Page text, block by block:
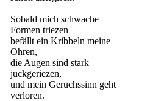
Sobald mich schwache
Formen triezen
befällt ein Kribbeln meine
Ohren,
die Augen sind stark
juckgeriezen,
und mein Geruchssinn geht
verloren.